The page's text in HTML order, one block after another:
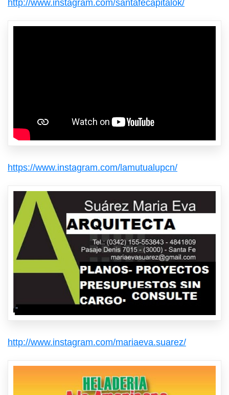
http://www.instagram.com/santafecapitalok/
https://www.instagram.com/lamutualupcn/
http://www.instagram.com/mariaeva.suarez/